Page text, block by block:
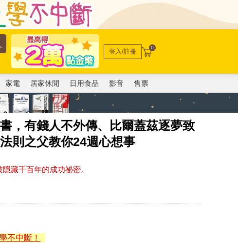
登入/註冊 0
家電 居家休閒 日用食品 影音 售票
，有錢人不外傳、比爾蓋茲逐夢致
則之父教你24週心想事
藏千百年的成功祕密。
不中斷！